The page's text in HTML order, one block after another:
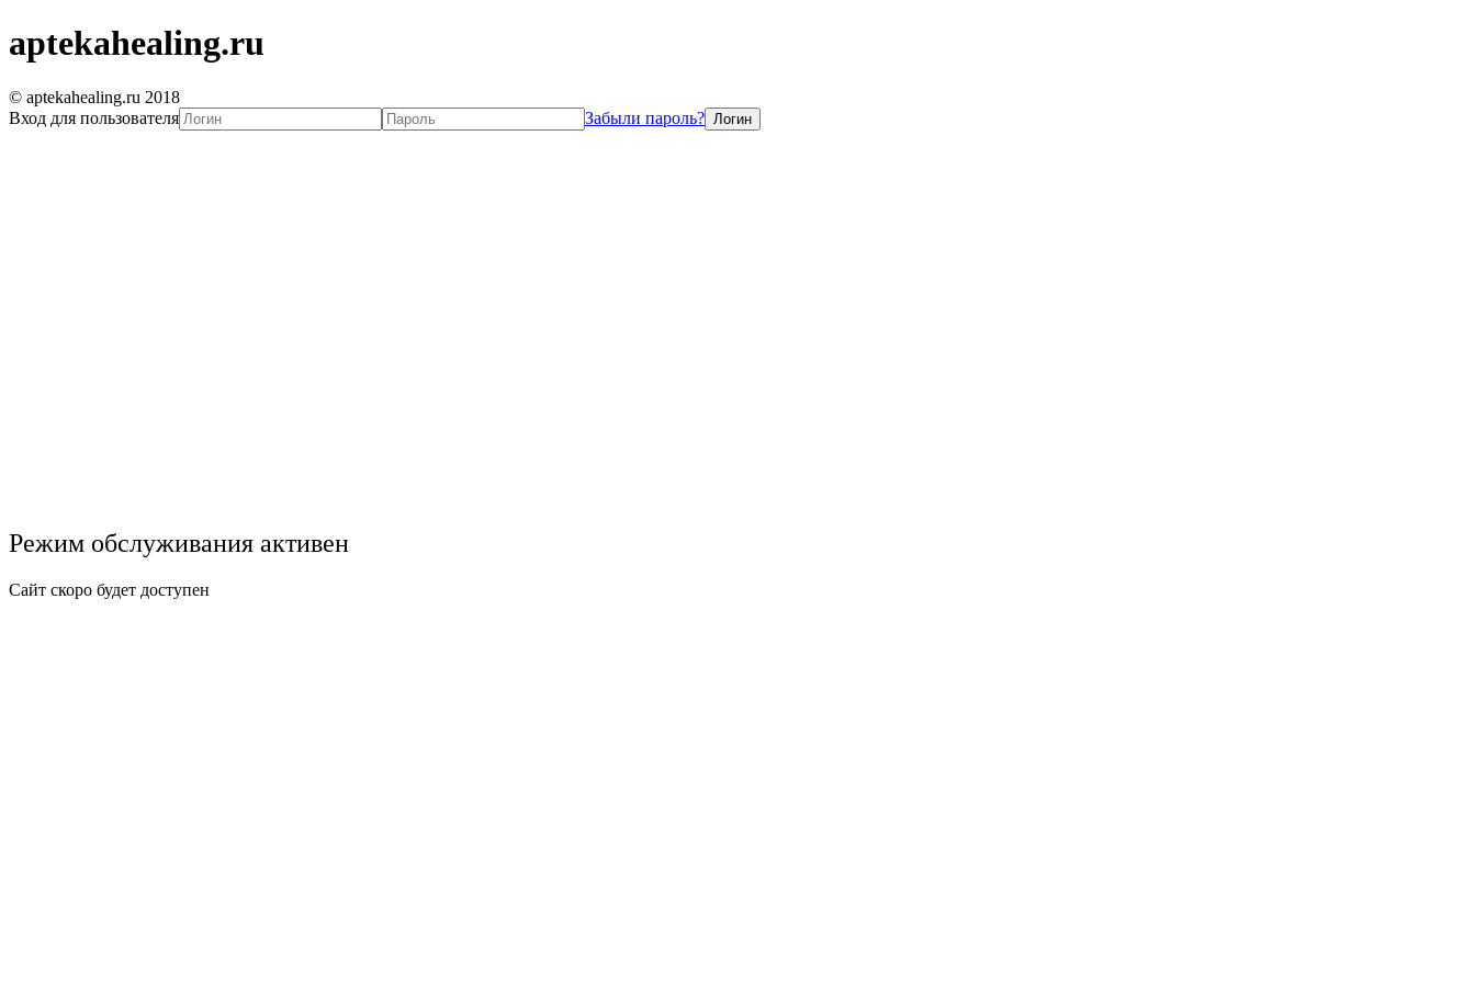
aptekahealing.ru
Режим обслуживания активен
Сайт скоро будет доступен
© aptekahealing.ru 2018
Вход для пользователя
Забыли пароль?